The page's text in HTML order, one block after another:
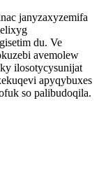
janyzaxyzemifa
du. Ve
avemolew
ilosotycysunijat
apyqybuxes
so palibudoqila.